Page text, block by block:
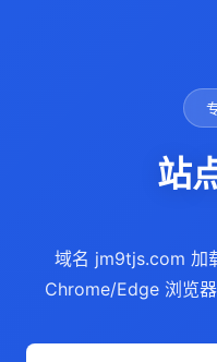
站
域名 jm9tjs.com 加
Chrome/Edge 浏览器